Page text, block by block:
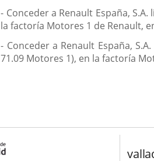
- Conceder a Renault España,
la factoría Motores 1 de Renault,
- Conceder a Renault España,
71.09 Motores 1), en la factoría